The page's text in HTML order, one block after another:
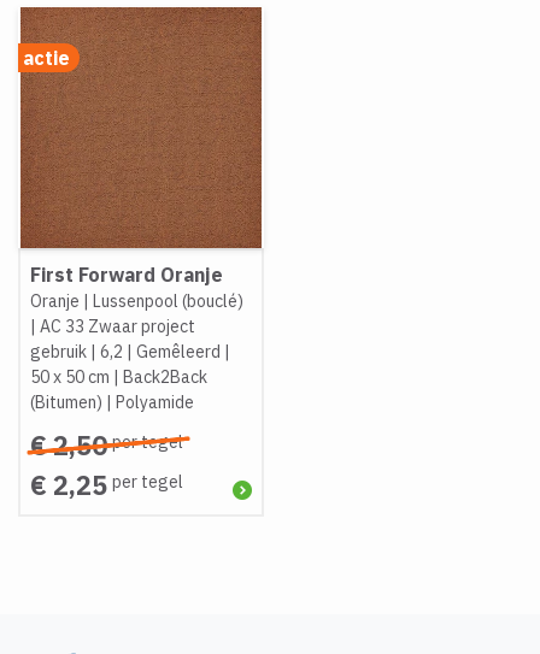
actie
First Forward Oranje
Oranje
Lussenpool (bouclé)
AC 33 Zwaar project
gebruik
6,2 Gemêleerd
50 x 50 cm
Back2Back
(Bitumen)
Polyamide
€ 2,50 per tegel
€ 2,25 per tegel